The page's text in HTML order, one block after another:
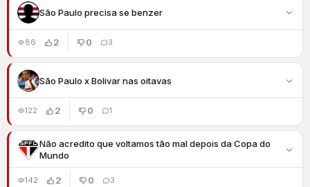
São Paulo precisa se benzer
86 2 0 3
São Paulo x Bolivar nas oitavas
122 2 0 1
Não acredito que voltamos tão mal depois da Copa do
Mundo
142 2 0 3